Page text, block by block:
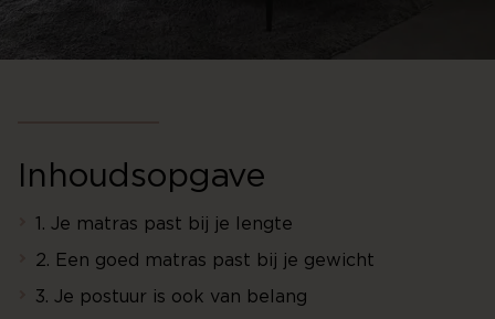
Inhoudsopgave
1. Je matras past bij je lengte
2. Een goed matras past bij je gewicht
3. Je postuur is ook van belang